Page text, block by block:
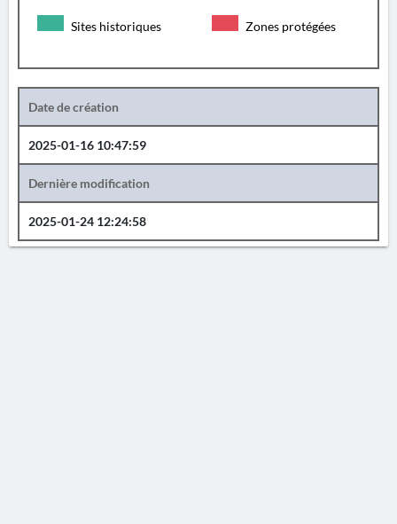
Sites historiques Zones protégées
Date de création
2025-01-16 10:47:59
Dernière modification
2025-01-24 12:24:58